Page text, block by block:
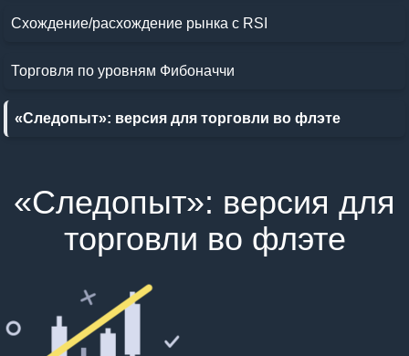
Схождение/расхождение рынка с RSI
Торговля по уровням Фибоначчи
«Следопыт»: версия для торговли во флэте
«Следопыт»: версия для
торговли во флэте